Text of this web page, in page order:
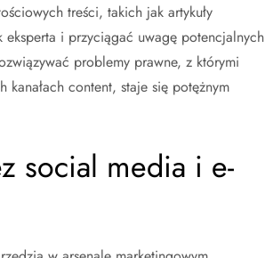
treści, takich jak artykuły
i przyciągać uwagę potencjalnych
problemy prawne, z którymi
content, staje się potężnym
social media i e-